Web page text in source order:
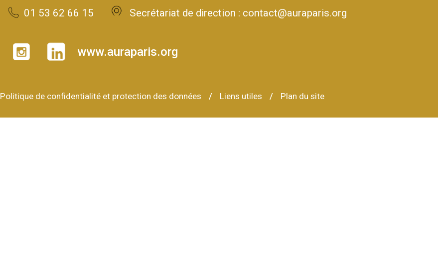
01 53 62 66 15 Secrétariat de direction : contact@auraparis.org
www.auraparis.org
Politique de confidentialité et protection des données Liens utiles Plan du site